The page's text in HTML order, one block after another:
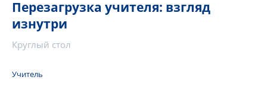
Перезагрузка учителя: взгляд
изнутри
Круглый стол
Учитель